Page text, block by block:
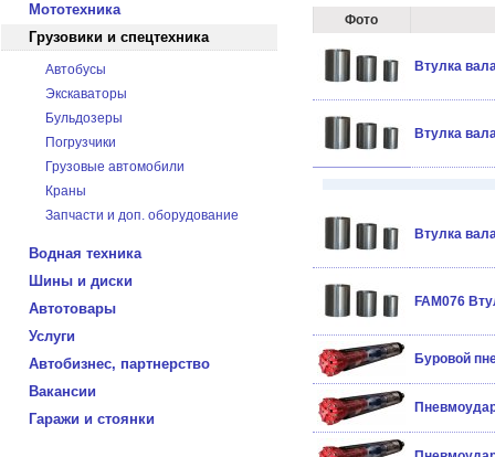
Мототехника
Грузовики и спецтехника
Автобусы
Экскаваторы
Бульдозеры
Погрузчики
Грузовые автомобили
Краны
Запчасти и доп. оборудование
Водная техника
Шины и диски
Автотовары
Услуги
Автобизнес, партнерство
Вакансии
Гаражи и стоянки
Фото
Втулка
Втулка
Втулка
FAM076
Буровой